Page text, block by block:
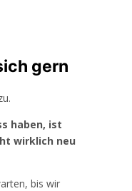
gern
haben, ist
wirklich neu
bis wir